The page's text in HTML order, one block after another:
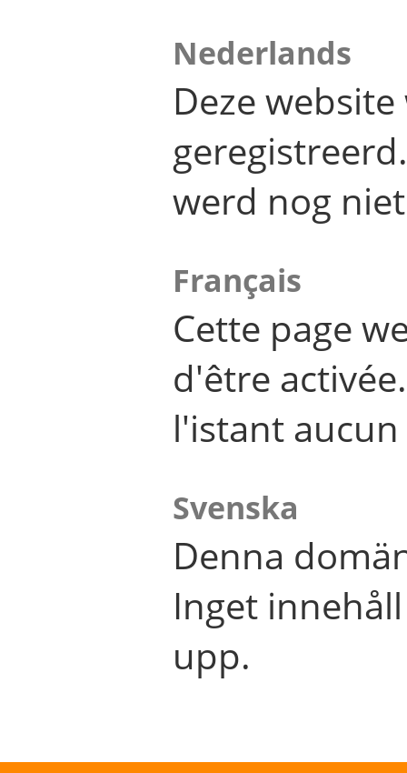
Nederlands
Deze
werd nog
Français
Cette page
d'être
l'istant
Svenska
Denna
Inget
upp.